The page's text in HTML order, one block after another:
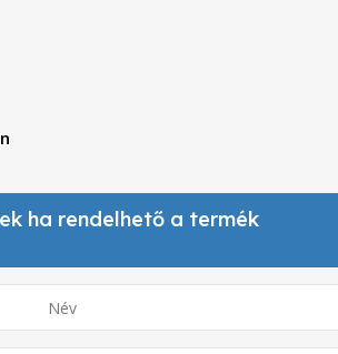
ha rendelhető a termék